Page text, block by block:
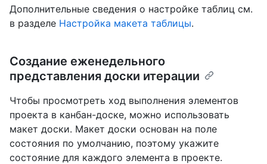
Дополнительные сведения о настройке таблиц см.
в разделе Настройка макета таблицы.
Создание еженедельного
представления доски итерации
Чтобы просмотреть ход выполнения элементов
проекта в канбан-доске, можно использовать
макет доски. Макет доски основан на поле
состояния по умолчанию, поэтому укажите
состояние для каждого элемента в проекте.